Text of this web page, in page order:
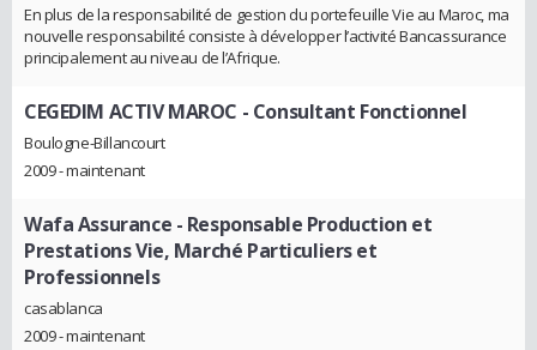
En plus de la responsabilité de gestion du portefeuille Vie au Maroc, ma
nouvelle responsabilité consiste à développer l’activité Bancassurance
principalement au niveau de l’Afrique.
CEGEDIM ACTIV MAROC - Consultant Fonctionnel
Boulogne-Billancourt
2009 - maintenant
Wafa Assurance - Responsable Production et
Prestations Vie, Marché Particuliers et
Professionnels
casablanca
2009 - maintenant